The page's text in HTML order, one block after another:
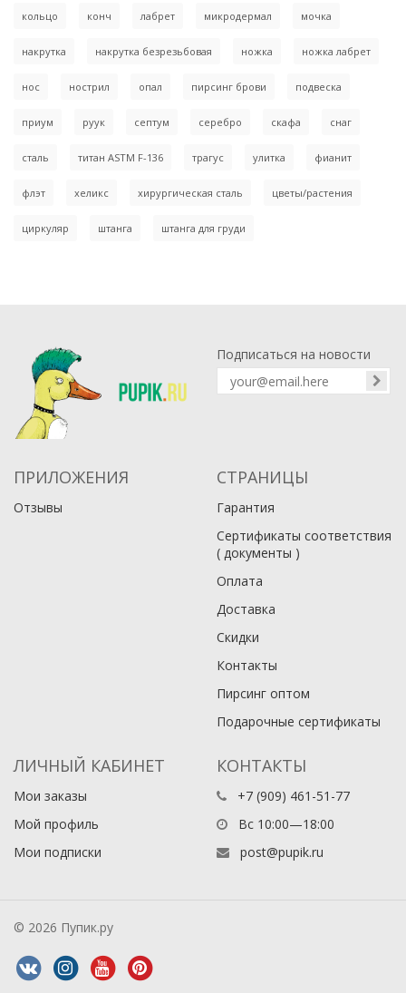
кольцо конч лабрет микродермал мочка
накрутка накрутка безрезьбовая ножка ножка лабрет
нос нострил опал пирсинг брови подвеска
приум руук септум серебро скафа снаг
сталь титан ASTM F-136 трагус улитка фианит
флэт хеликс хирургическая сталь цветы/растения
циркуляр штанга штанга для груди
Подписаться на новости
ПРИЛОЖЕНИЯ
Отзывы
СТРАНИЦЫ
Гарантия
Сертификаты соответствия
( документы )
Оплата
Доставка
Скидки
Контакты
Пирсинг оптом
Подарочные сертификаты
ЛИЧНЫЙ КАБИНЕТ
Мои заказы
Мой профиль
Мои подписки
КОНТАКТЫ
+7 (909) 461-51-77
Вс 10:00—18:00
post@pupik.ru
© 2026 Пупик.ру